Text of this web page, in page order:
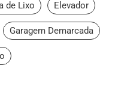
de Lixo Elevador
Garagem Demarcada